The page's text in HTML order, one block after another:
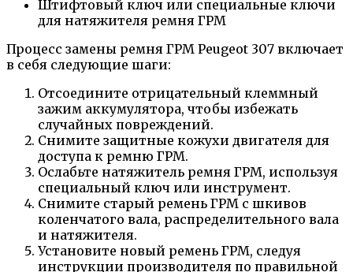
Штифтовый ключ или специальные ключи
для натяжителя ремня ГРМ
Процесс замены ремня ГРМ Peugeot 307 включает
в себя следующие шаги:
Отсоедините отрицательный клеммный
зажим аккумулятора, чтобы избежать
случайных повреждений.
Снимите защитные кожухи двигателя для
доступа к ремню ГРМ.
Ослабьте натяжитель ремня ГРМ, используя
специальный ключ или инструмент.
Снимите старый ремень ГРМ с шкивов
коленчатого вала, распределительного вала
и натяжителя.
Установите новый ремень ГРМ, следуя
инструкции производителя по правильной